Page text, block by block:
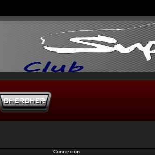
Connexion